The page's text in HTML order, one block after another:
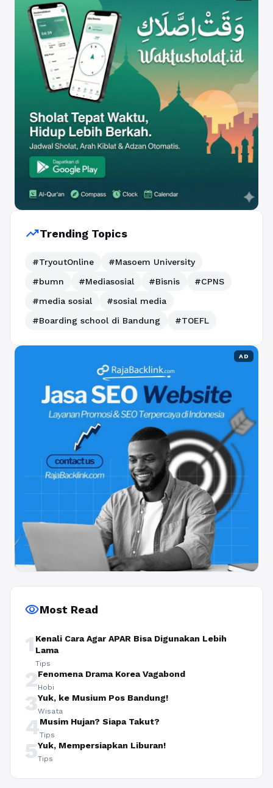
trending_upTrending Topics
#TryoutOnline
#Masoem University
#bumn
#Mediasosial #Bisnis
#CPNS
#media sosial
#sosial media
#Boarding school di Bandung
#TOEFL
AD
visibilityMost Read
1 Kenali Cara Agar APAR Bisa Digunakan Lebih
Lama
Tips
2Fenomena Drama Korea Vagabond
Hobi
3Yuk, ke Musium Pos Bandung!
Wisata
4Musim Hujan? Siapa Takut?
Tips
5Yuk, Mempersiapkan Liburan!
Tips